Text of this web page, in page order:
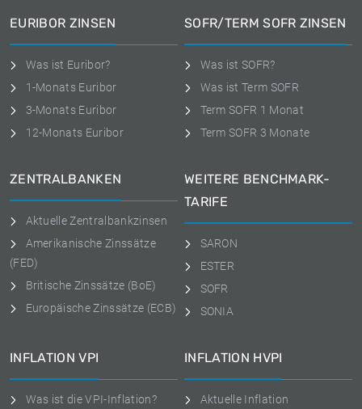
EURIBOR ZINSEN
Was ist Euribor?
1-Monats Euribor
3-Monats Euribor
12-Monats Euribor
SOFR/TERM SOFR ZINSEN
Was ist SOFR?
Was ist Term SOFR
Term SOFR 1 Monat
Term SOFR 3 Monate
ZENTRALBANKEN
Aktuelle Zentralbankzinsen
Amerikanische Zinssätze
(FED)
Britische Zinssätze (BoE)
Europäische Zinssätze (ECB)
WEITERE BENCHMARK-
TARIFE
SARON
ESTER
SOFR
SONIA
INFLATION VPI
Was ist die VPI-Inflation?
INFLATION HVPI
Aktuelle Inflation